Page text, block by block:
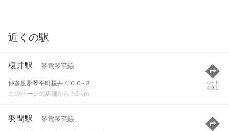
近くの駅
榎井駅 琴電琴平線
仲多度郡琴平町榎井４００-３
このページの店舗から 1.5 km
ルート
を見る
羽間駅 琴電琴平線